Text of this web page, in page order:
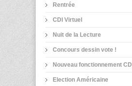
Rentrée
CDI Virtuel
Nuit de la Lecture
Concours dessin vote !
Nouveau fonctionnement CDI
Election Américaine